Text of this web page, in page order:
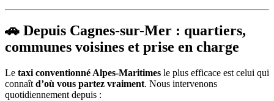
🚗 Depuis Cagnes-sur-Mer : quartiers,
communes voisines et prise en charge
Le taxi conventionné Alpes-Maritimes le plus efficace est celui qui
connaît d’où vous partez vraiment. Nous intervenons
quotidiennement depuis :